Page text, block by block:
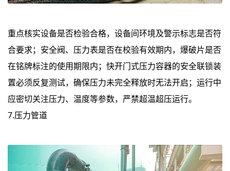
重点核实设备是否检验合格，设备间环境及警示标志是否符
合要求；安全阀、压力表是否在校验有效期内，爆破片是否
在铭牌标注的使用期限内；快开门式压力容器的安全联锁装
置必须反复测试，确保压力未完全释放时无法开启；运行中
应密切关注压力、温度等参数，严禁超温超压运行。
7.压力管道